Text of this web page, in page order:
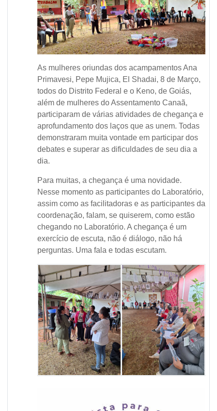
As mulheres oriundas dos acampamentos Ana
Primavesi, Pepe Mujica, El Shadai, 8 de Março,
todos do Distrito Federal e o Keno, de Goiás,
além de mulheres do Assentamento Canaã,
participaram de várias atividades de chegança e
aprofundamento dos laços que as unem. Todas
demonstraram muita vontade em participar dos
debates e superar as dificuldades de seu dia a
dia.
Para muitas, a chegança é uma novidade.
Nesse momento as participantes do Laboratório,
assim como as facilitadoras e as participantes da
coordenação, falam, se quiserem, como estão
chegando no Laboratório. A chegança é um
exercício de escuta, não é diálogo, não há
perguntas. Uma fala e todas escutam.